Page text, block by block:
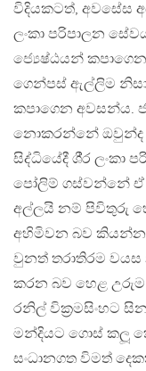
විදියකටත්, අවසේස
ලංකා පරිපාලන
ජ්‍යෙෂ්ඨයන්
ගෙන්පස් ඇල්ලිම
කපාගෙන අවසන්ය.
නොකරන්නේ ඔවුන්ද
සිද්ධියේදී ශී‍්‍ර ලංකා
පෝලිම් ගස්වන්නේ
අල්ලයි නම් පිවිතුරු
අහිමිවන බව
වුනත් තරාතිරම වයස
කරන බව හෙළ
රනිල් වික‍්‍රමසිංහට
මන්දියට ගොස් කලූ
සංධානගත විමත්